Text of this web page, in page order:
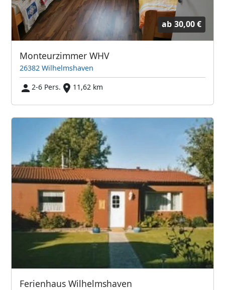
ab 30,00 €
Monteurzimmer WHV
26382 Wilhelmshaven
2-6 Pers.
11,62 km
Ferienhaus Wilhelmshaven